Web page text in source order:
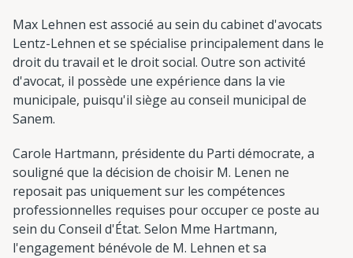
Max Lehnen est associé au sein du cabinet d'avocats
Lentz-Lehnen et se spécialise principalement dans le
droit du travail et le droit social. Outre son activité
d'avocat, il possède une expérience dans la vie
municipale, puisqu'il siège au conseil municipal de
Sanem.
Carole Hartmann, présidente du Parti démocrate, a
souligné que la décision de choisir M. Lenen ne
reposait pas uniquement sur les compétences
professionnelles requises pour occuper ce poste au
sein du Conseil d'État. Selon Mme Hartmann,
l'engagement bénévole de M. Lehnen et sa